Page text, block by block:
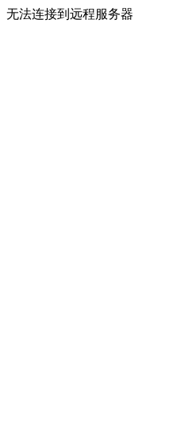
无法连接到远程服务器